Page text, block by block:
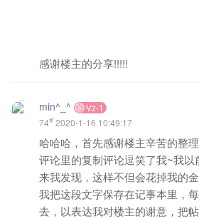
感谢楼主的分享!!!!!
min^_^
Vz-1
74# 2020-1-16 10:49:17
哈哈哈，首先感谢楼主辛苦的整
评论里的复制评论逗笑了我~我
来我发现，这样不但会花掉我的
我把这段文字保存在记事本里，
去，以表达我对楼主的谢意，把